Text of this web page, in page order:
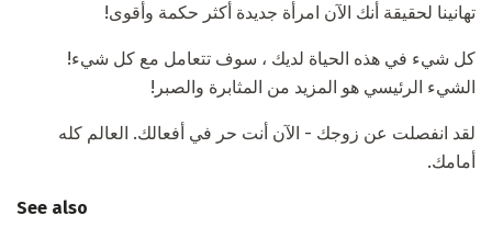
تهانينا لحقيقة أنك الآن امرأة جديدة أكثر حكمة وأقوى!
كل شيء في هذه الحياة لديك ، سوف تتعامل مع كل شيء!
الشيء الرئيسي هو المزيد من المثابرة والصبر!
لقد انفصلت عن زوجك - الآن أنت حر في أفعالك. العالم كله
أمامك.
See also